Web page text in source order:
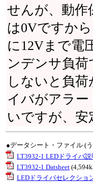
せんが、動作
は0Vですか
に12Vまで電
ンデンサ負
しないと負
イバがアラ
いですが、
●データシート・ファイル (
LT3932-1 LEDドライバ
LT3932-1 Datsheet
LEDドライバセレクショ